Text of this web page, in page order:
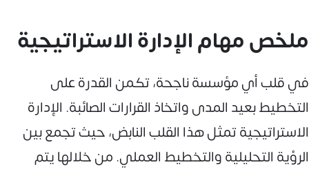
ملخص مهام الإدارة الاستراتيجية
في قلب أي مؤسسة ناجحة، تكمن القدرة على
التخطيط بعيد المدى واتخاذ القرارات الصائبة. الإدارة
الاستراتيجية تمثل هذا القلب النابض، حيث تجمع بين
الرؤية التحليلية والتخطيط العملي. من خلالها يتم